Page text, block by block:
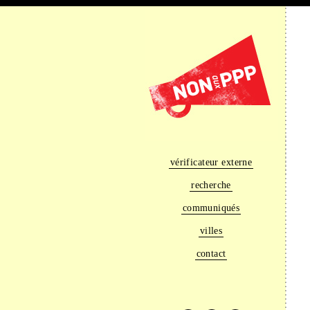
vérificateur externe
recherche
communiqués
villes
contact